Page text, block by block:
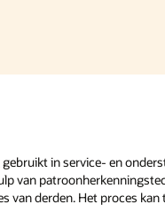
in service- en
van
van derden. Het proces